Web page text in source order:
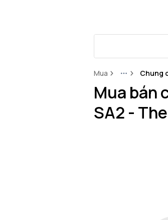
Mua MoreChung
Mua bán
SA2 -